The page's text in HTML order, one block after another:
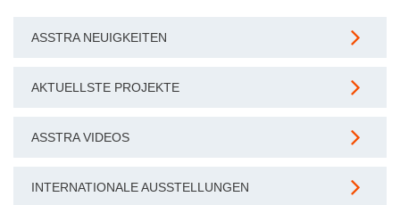
ASSTRA NEUIGKEITEN
AKTUELLSTE PROJEKTE
ASSTRA VIDEOS
INTERNATIONALE AUSSTELLUNGEN